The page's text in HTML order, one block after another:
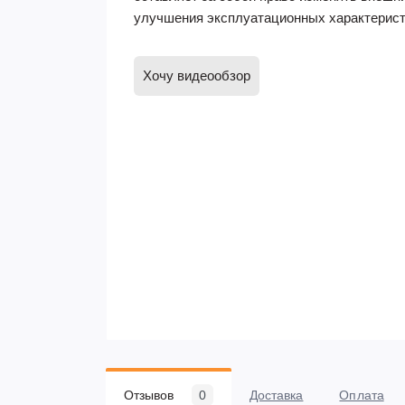
улучшения эксплуатационных
Хочу видеообзор
Отзывов 0 Доставка Оплата